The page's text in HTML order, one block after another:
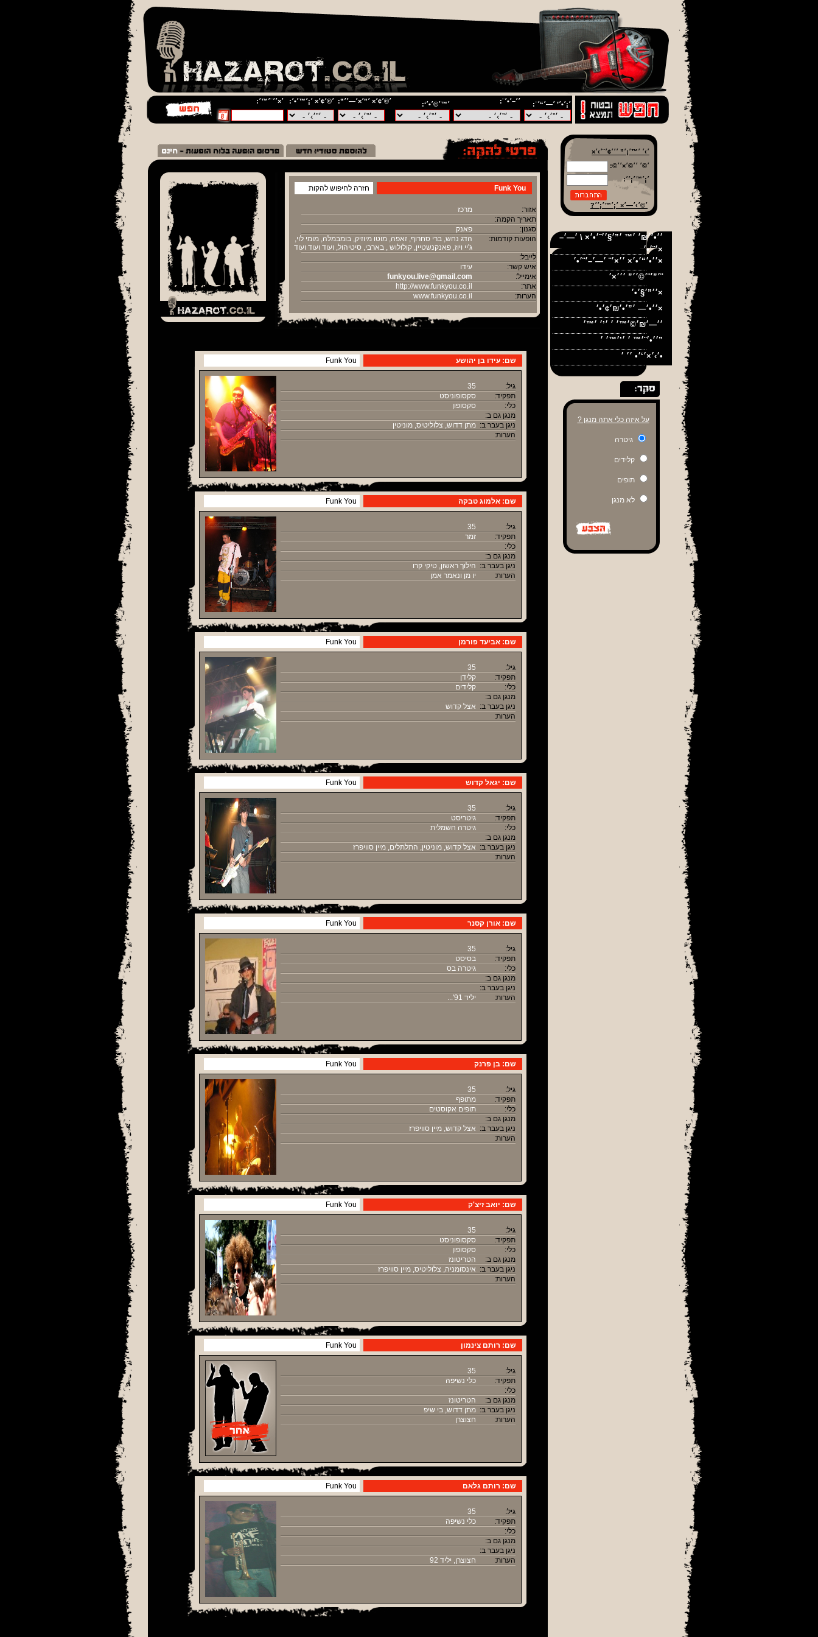
׳×׳׳¨׳™׳: ׳©׳¢׳× ׳¡׳™׳•׳: ׳©׳¢׳× ׳”׳×׳—׳׳”: ׳™׳©׳•׳‘: ׳׳–׳•׳¨: ׳¡׳•׳’ ׳—׳“׳¨:
חזרה לחיפוש להקות Funk You
מרכז
אזור:
תאריך הקמה:
פאנק
סגנון:
הדג נחש, ברי סחרוף, זאפה, מוטו מיוזיק, בומבמלה, מומי לוי,
ג'יי ויוז, פאנקנשטיין, קולולוש , בארבי, סיטיהול, ועוד ועוד ועוד
הופעות קודמות:
לייבל:
עידו
איש קשר:
funkyou.live@gmail.com
אימייל:
http://www.funkyou.co.il
אתר:
www.funkyou.co.il
הערות:
Funk You שם: עידו בן יהושע
35
גיל:
סקסופוניסט
תפקיד:
סקסופון
כלי:
מנגן גם ב:
מתן דדוש, צלוליטיס, מוניטין ניגן בעבר ב:
הערות:
Funk You שם: אלמוג טבקה
35
גיל:
זמר
תפקיד:
כלי:
מנגן גם ב:
הילוך ראשון, טיקי קרו ניגן בעבר ב:
יו מן ונאמר אמן
הערות:
Funk You שם: אביעד פורמן
35
גיל:
קלידן
תפקיד:
קלידים
כלי:
מנגן גם ב:
אצל קדוש ניגן בעבר ב:
הערות:
Funk You שם: יגאל קדוש
35
גיל:
גיטריסט
תפקיד:
גיטרה חשמלית
כלי:
מנגן גם ב:
אצל קדוש, מוניטין, התלתלים, מיין סוויפרז ניגן בעבר ב:
הערות:
Funk You שם: אורן קסנר
35
גיל:
בסיסט
תפקיד:
גיטרה בס
כלי:
מנגן גם ב:
ניגן בעבר ב:
יליד 91'...
הערות:
Funk You שם: בן פרנק
35
גיל:
מתופף
תפקיד:
תופים אקוסטים
כלי:
מנגן גם ב:
אצל קדוש, מיין סוויפרז ניגן בעבר ב:
הערות:
Funk You שם: יואב זיצ'ק
35
גיל:
סקסופוניסט
תפקיד:
סקסופון
כלי:
הטריטונז
מנגן גם ב:
אינסומניה, צלוליטיס, מיין סוויפרז ניגן בעבר ב:
הערות:
Funk You שם: רותם צינמון
35
גיל:
כלי נשיפה
תפקיד:
כלי:
הטריטונז
מנגן גם ב:
מתן דדוש, בי שיפ ניגן בעבר ב:
חצוצרן
הערות:
Funk You שם: רותם גלאם
35
גיל:
כלי נשיפה
תפקיד:
כלי:
מנגן גם ב:
ניגן בעבר ב:
חצוצרן, יליד 92
הערות:
׳›׳ ׳™׳¡׳” ׳׳׳¢׳¨׳›׳×
׳©׳ ׳׳©׳×׳׳©:
׳¡׳™׳¡׳׳:
׳©׳›׳—׳× ׳¡׳™׳¡׳׳?
׳׳•׳׳₪׳ ׳™ ׳”׳§׳׳˜׳•׳× \ ׳—׳–
׳¨׳•׳×
׳׳•׳“׳•׳× ׳׳×׳¨ ׳—׳–׳¨׳•׳×
׳”׳¨׳©׳׳” ׳׳׳×׳¨
׳׳”׳§׳•׳×
׳׳•׳— ׳”׳•׳₪׳¢׳•׳×
׳׳•׳¨׳™ ׳ ׳’׳™׳ ׳”
׳›׳×׳‘׳• ׳׳ ׳•
על איזה כלי אתה מנגן ?
גיטרה
קלידים
תופים
לא מנגן